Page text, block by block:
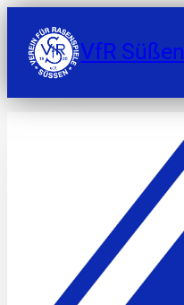
Inhalt
springen
VfR Süßen